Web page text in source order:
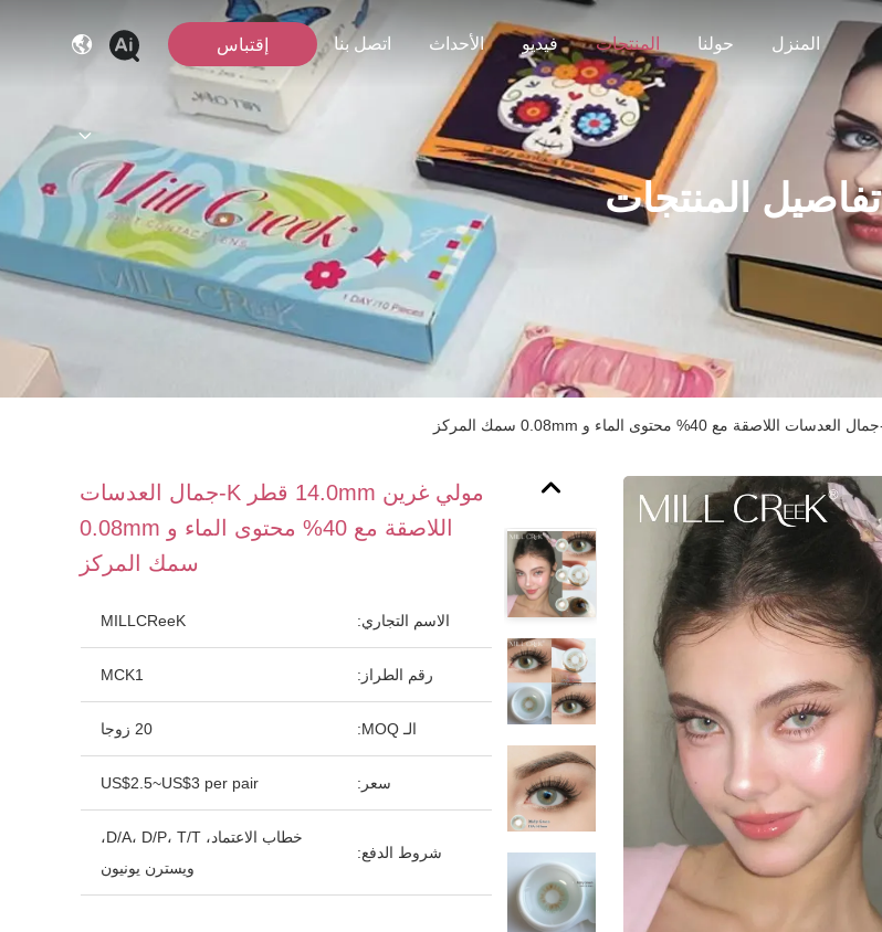
المنزل حولنا المنتجات فيديو الأحداث اتصل بنا إقتباس
تفاصيل المنتجات
مولي غرين 14.0mm قطر K-جمال العدسات
اللاصقة مع 40% محتوى الماء و 0.08mm
سمك المركز
الاسم التجاري: MILLCReeK
رقم الطراز: MCK1
الـ MOQ: 20 زوجا
سعر: US$2.5~US$3 per pair
شروط الدفع:
خطاب الاعتماد، D/A، D/P، T/T،
ويسترن يونيون